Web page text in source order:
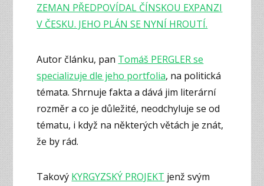
ZEMAN PŘEDPOVÍDAL ČÍNSKOU EXPANZI
V ČESKU. JEHO PLÁN SE NYNÍ HROUTÍ.
Autor článku, pan Tomáš PERGLER se
specializuje dle jeho portfolia, na politická
témata. Shrnuje fakta a dává jim literární
rozměr a co je důležité, neodchyluje se od
tématu, i když na některých větách je znát,
že by rád.
Takový KYRGYZSKÝ PROJEKT jenž svým